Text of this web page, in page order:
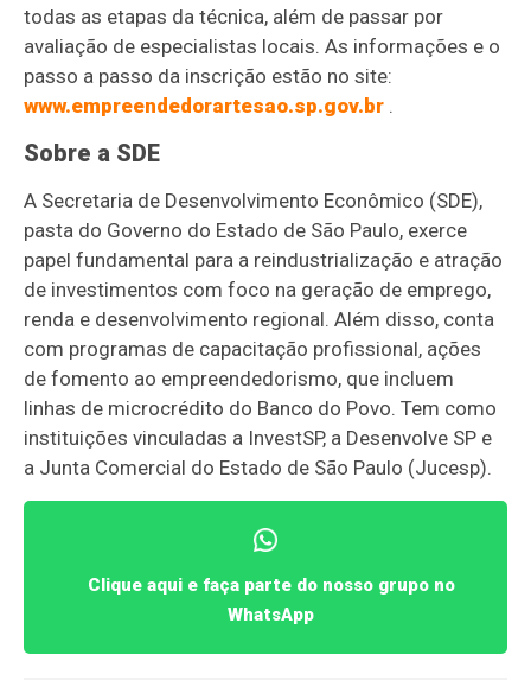
todas as etapas da técnica, além de passar por
avaliação de especialistas locais. As informações e o
passo a passo da inscrição estão no site:
www.empreendedorartesao.sp.gov.br .
Sobre a SDE
A Secretaria de Desenvolvimento Econômico (SDE),
pasta do Governo do Estado de São Paulo, exerce
papel fundamental para a reindustrialização e atração
de investimentos com foco na geração de emprego,
renda e desenvolvimento regional. Além disso, conta
com programas de capacitação profissional, ações
de fomento ao empreendedorismo, que incluem
linhas de microcrédito do Banco do Povo. Tem como
instituições vinculadas a InvestSP, a Desenvolve SP e
a Junta Comercial do Estado de São Paulo (Jucesp).
Clique aqui e faça parte do nosso grupo no
WhatsApp